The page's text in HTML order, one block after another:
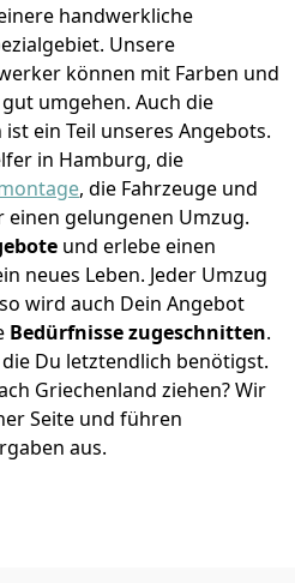
handwerkliche
Unsere
können mit Farben und
umgehen. Auch die
ein Teil unseres Angebots.
in Hamburg, die
, die Fahrzeuge und
gelungenen Umzug.
und erlebe einen
neues Leben. Jeder Umzug
wird auch Dein Angebot
Bedürfnisse zugeschnitten.
Du letztendlich benötigst.
Griechenland ziehen? Wir
Seite und führen
aus.